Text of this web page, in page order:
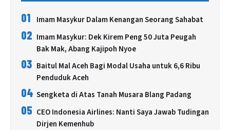
01 Imam Masykur Dalam Kenangan Seorang Sahabat
02 Imam Masykur: Dek Kirem Peng 50 Juta Peugah
Bak Mak, Abang Kajipoh Nyoe
03 Baitul Mal Aceh Bagi Modal Usaha untuk 6,6 Ribu
Penduduk Aceh
04 Sengketa di Atas Tanah Musara Blang Padang
05 CEO Indonesia Airlines: Nanti Saya Jawab Tudingan
Dirjen Kemenhub